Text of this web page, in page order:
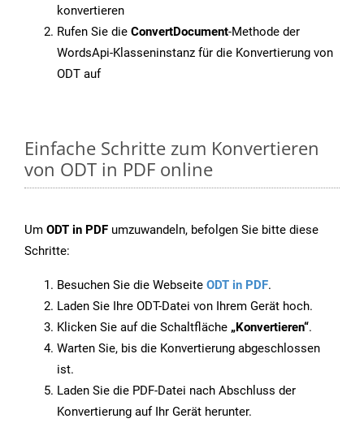
konvertieren
Rufen Sie die ConvertDocument-Methode der
WordsApi-Klasseninstanz für die Konvertierung von
ODT auf
Einfache Schritte zum Konvertieren
von ODT in PDF online
Um ODT in PDF umzuwandeln, befolgen Sie bitte diese
Schritte:
Besuchen Sie die Webseite ODT in PDF.
Laden Sie Ihre ODT-Datei von Ihrem Gerät hoch.
Klicken Sie auf die Schaltfläche „Konvertieren“.
Warten Sie, bis die Konvertierung abgeschlossen
ist.
Laden Sie die PDF-Datei nach Abschluss der
Konvertierung auf Ihr Gerät herunter.